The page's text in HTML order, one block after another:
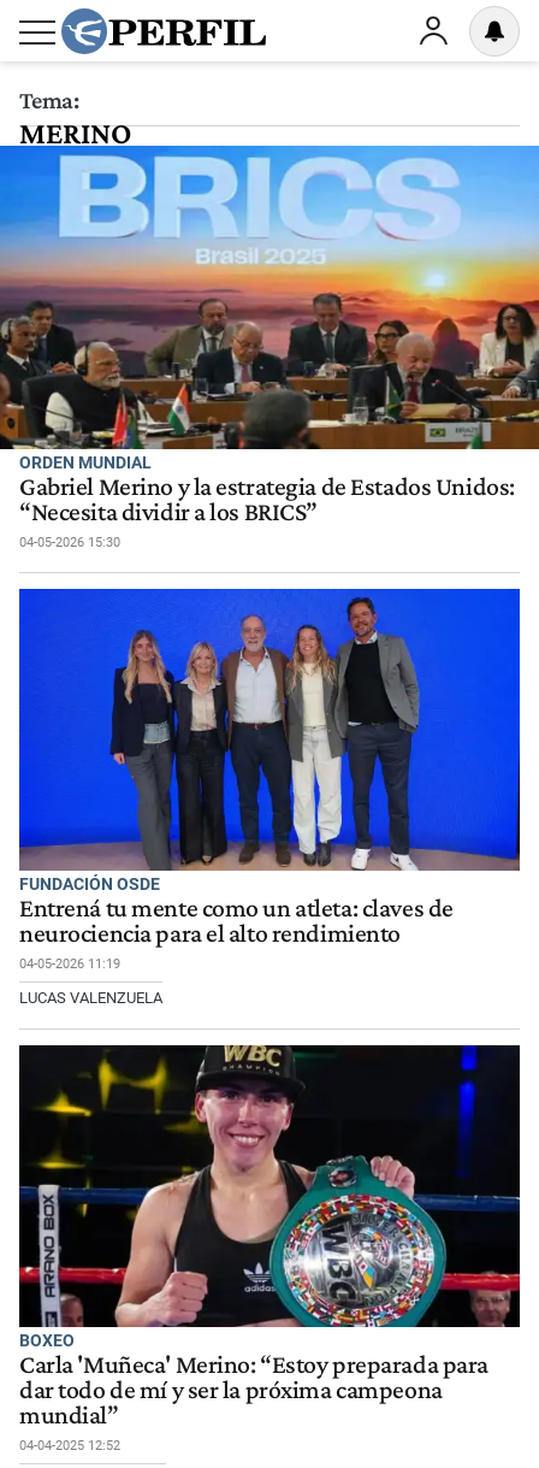
Tema:
MERINO
ORDEN MUNDIAL
Gabriel Merino y la estrategia de Estados Unidos:
“Necesita dividir a los BRICS”
04-05-2026 15:30
FUNDACIÓN OSDE
Entrená tu mente como un atleta: claves de
neurociencia para el alto rendimiento
04-05-2026 11:19
LUCAS VALENZUELA
BOXEO
Carla 'Muñeca' Merino: “Estoy preparada para
dar todo de mí y ser la próxima campeona
mundial”
04-04-2025 12:52